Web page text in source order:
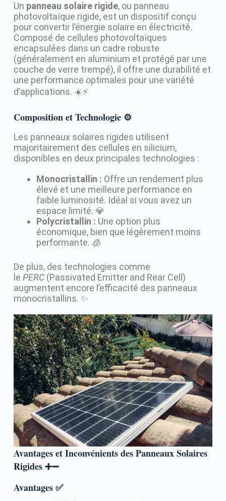
Un panneau solaire rigide, ou panneau
photovoltaïque rigide, est un dispositif conçu
pour convertir l’énergie solaire en électricité.
Composé de cellules photovoltaïques
encapsulées dans un cadre robuste
(généralement en aluminium et protégé par une
couche de verre trempé), il offre une durabilité et
une performance optimales pour une variété
d’applications. ☀️⚡️
Composition et Technologie ⚙️
Les panneaux solaires rigides utilisent
majoritairement des cellules en silicium,
disponibles en deux principales technologies :
Monocristallin : Offre un rendement plus
élevé et une meilleure performance en
faible luminosité. Idéal si vous avez un
espace limité. 💎
Polycristallin : Une option plus
économique, bien que légèrement moins
performante. 🧊
De plus, des technologies comme
le PERC(Passivated Emitter and Rear Cell)
augmentent encore l’efficacité des panneaux
monocristallins. ✨
Avantages et Inconvénients des Panneaux Solaires
Rigides ➕➖
Avantages ✅